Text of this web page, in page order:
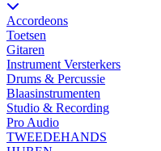
Accordeons
Toetsen
Gitaren
Instrument Versterkers
Drums & Percussie
Blaasinstrumenten
Studio & Recording
Pro Audio
TWEEDEHANDS